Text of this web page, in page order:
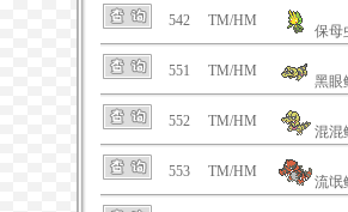
542 TM/HM
保母
551 TM/HM
黑眼
552 TM/HM
混混
553 TM/HM
流氓